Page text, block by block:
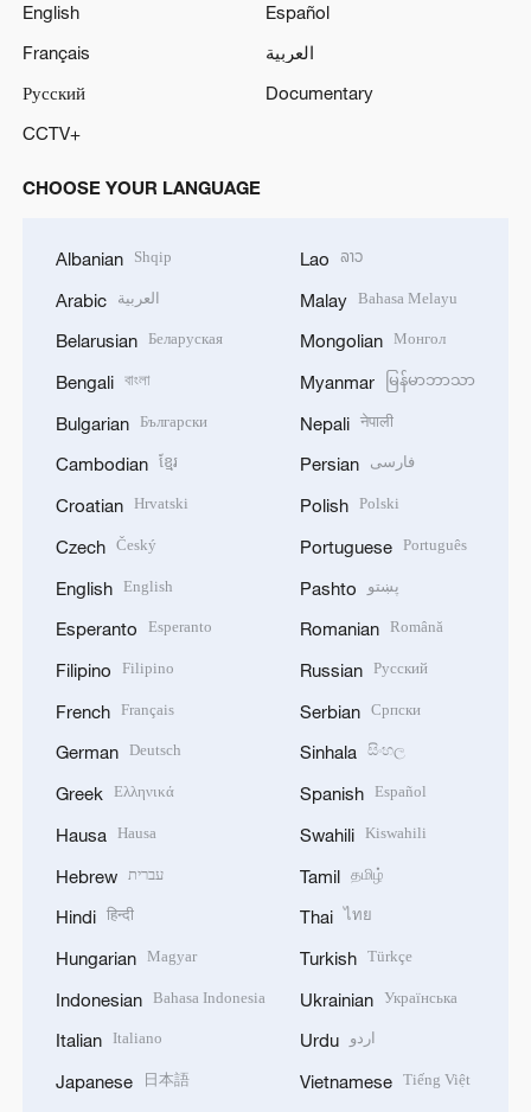
English
Español
Français
العربية
Русский
Documentary
CCTV+
CHOOSE YOUR LANGUAGE
Albanian Shqip
Arabic العربية
Belarusian Беларуская
Bengali বাংলা
Bulgarian Български
Cambodian ខ្មែរ
Croatian Hrvatski
Czech Český
English English
Esperanto Esperanto
Filipino Filipino
French Français
German Deutsch
Greek Ελληνικά
Hausa Hausa
Hebrew עברית
Hindi हिन्दी
Hungarian Magyar
Indonesian Bahasa Indonesia
Italian Italiano
Japanese 日本語
Lao ລາວ
Malay Bahasa Melayu
Mongolian Монгол
Myanmar မြန်မာဘာသာ
Nepali नेपाली
Persian فارسی
Polish Polski
Portuguese Português
Pashto پښتو
Romanian Română
Russian Русский
Serbian Српски
Sinhala සිංහල
Spanish Español
Swahili Kiswahili
Tamil தமிழ்
Thai ไทย
Turkish Türkçe
Ukrainian Українська
Urdu اردو
Vietnamese Tiếng Việt